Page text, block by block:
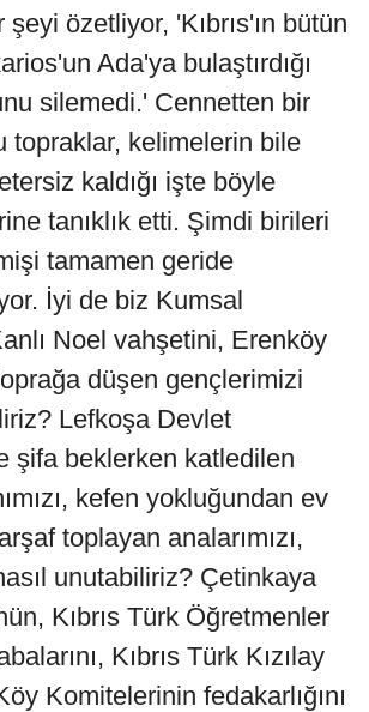
özetliyor, 'Kıbrıs'ın bütün
Ada'ya bulaştırdığı
silemedi.' Cennetten bir
topraklar, kelimelerin bile
kaldığı işte böyle
tanıklık etti. Şimdi birileri
tamamen geride
İyi de biz Kumsal
Noel vahşetini, Erenköy
düşen gençlerimizi
Lefkoşa Devlet
şifa beklerken katledilen
kefen yokluğundan ev
toplayan analarımızı,
nasıl unutabiliriz? Çetinkaya
Kıbrıs Türk Öğretmenler
Kıbrıs Türk Kızılay
Komitelerinin fedakarlığını